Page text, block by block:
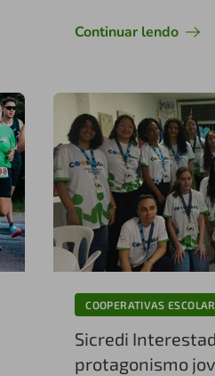
Continuar lendo
COOPERATIVAS
Sicredi
protagonismo